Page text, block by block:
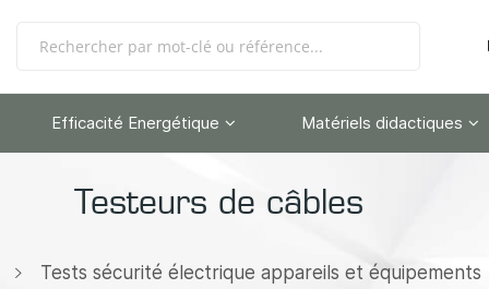
Efficacité Energétique Matériels didactiques
Testeurs de câbles
Tests sécurité électrique appareils et équipements